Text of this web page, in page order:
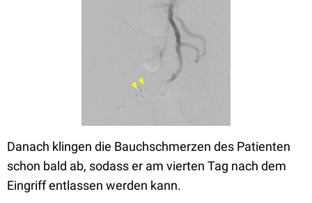
Danach klingen die Bauchschmerzen des Patienten
schon bald ab, sodass er am vierten Tag nach dem
Eingriff entlassen werden kann.